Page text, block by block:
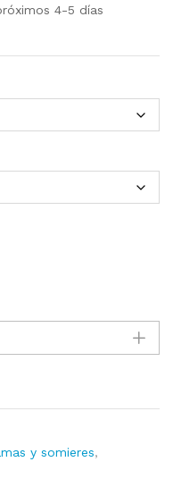
4-5 días
y somieres,